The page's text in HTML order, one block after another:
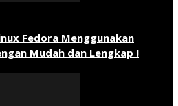
Fedora Menggunakan
Mudah dan Lengkap !